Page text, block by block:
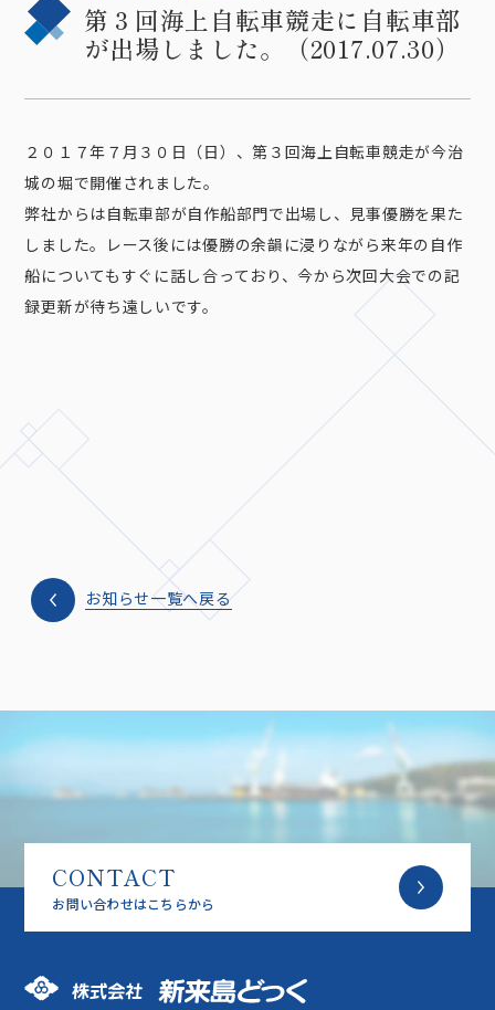
第３回海上自転車競走に自転車部
が出場しました。（2017.07.30）
２０１７年７月３０日（日）、第３回海上自転車競走が今治
城の堀で開催されました。
弊社からは自転車部が自作船部門で出場し、見事優勝を果た
しました。レース後には優勝の余韻に浸りながら来年の自作
船についてもすぐに話し合っており、今から次回大会での記
録更新が待ち遠しいです。
お知らせ一覧へ戻る
CONTACT
お問い合わせはこちらから